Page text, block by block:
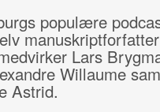
populære
Lars
Willaume
Astrid.